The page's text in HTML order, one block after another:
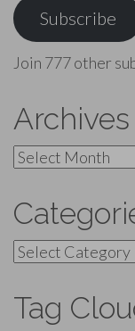
Subscribe
Join 777 other
Archives
Archives
Categories
Tag